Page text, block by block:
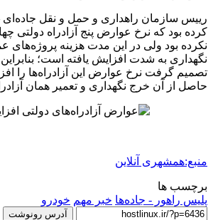
رییس سازمان راهداری و حمل و نقل جاده‌ای
کرده بود که نرخ عوارض پنج آزادراه دولتی
نکرده بود ولی در این مدت هزینه پروژه‌های
نگهداری به شدت افزایش یافته است؛
تصمیم گرفت نرخ عوارض این آزادراه‌ها را
حاصل از آن خرج نگهداری و تعمیر همان
منبع:همشهری آنلاین
برچسب ها
پلیس راهور - جاده‌ها خبر مهم خودرو
آدرس رونوشت